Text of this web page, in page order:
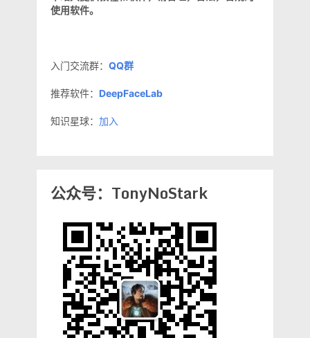
使用软件。
入门交流群： QQ群
推荐软件： DeepFaceLab
知识星球： 加入
公众号：TonyNoStark